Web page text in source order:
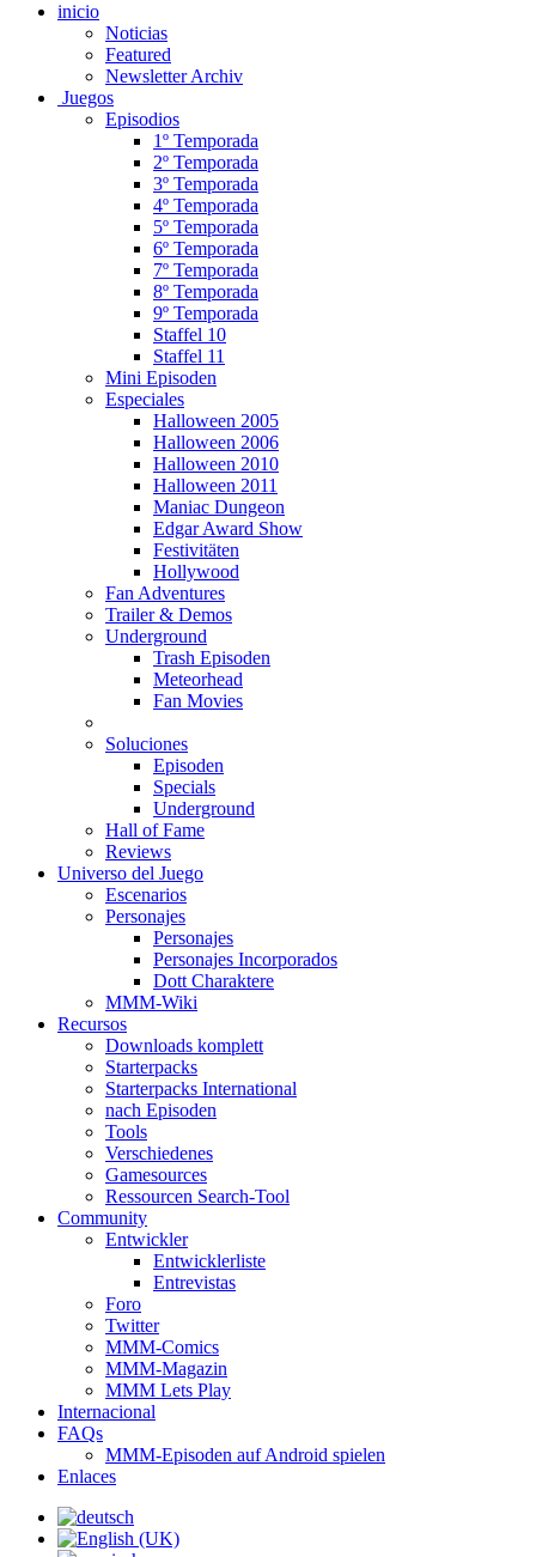
inicio
Noticias
Featured
Newsletter Archiv
Juegos
Episodios
1º Temporada
2º Temporada
3º Temporada
4º Temporada
5º Temporada
6º Temporada
7º Temporada
8º Temporada
9º Temporada
Staffel 10
Staffel 11
Mini Episoden
Especiales
Halloween 2005
Halloween 2006
Halloween 2010
Halloween 2011
Maniac Dungeon
Edgar Award Show
Festivitäten
Hollywood
Fan Adventures
Trailer & Demos
Underground
Trash Episoden
Meteorhead
Fan Movies
Soluciones
Episoden
Specials
Underground
Hall of Fame
Reviews
Universo del Juego
Escenarios
Personajes
Personajes
Personajes Incorporados
Dott Charaktere
MMM-Wiki
Recursos
Downloads komplett
Starterpacks
Starterpacks International
nach Episoden
Tools
Verschiedenes
Gamesources
Ressourcen Search-Tool
Community
Entwickler
Entwicklerliste
Entrevistas
Foro
Twitter
MMM-Comics
MMM-Magazin
MMM Lets Play
Internacional
FAQs
MMM-Episoden auf Android spielen
Enlaces